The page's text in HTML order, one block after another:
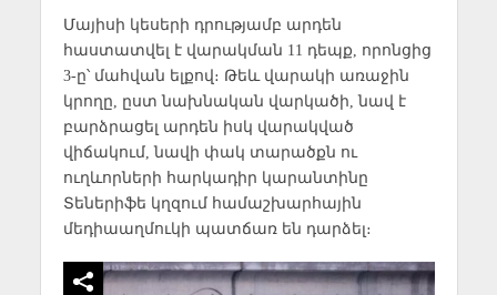
Մայիսի կեսերի դրությամբ արդեն
հաստատվել է վարակման 11 դեպք, որոնցից
3-ը՝ մահվան ելքով։ Թեև վարակի առաջին
կրողը, ըստ նախնական վարկածի, նավ է
բարձրացել արդեն իսկ վարակված
վիճակում, նավի փակ տարածքն ու
ուղևորների հարկադիր կարանտինը
Տեներիֆե կղզում համաշխարհային
մեդիաաղմուկի պատճառ են դարձել։